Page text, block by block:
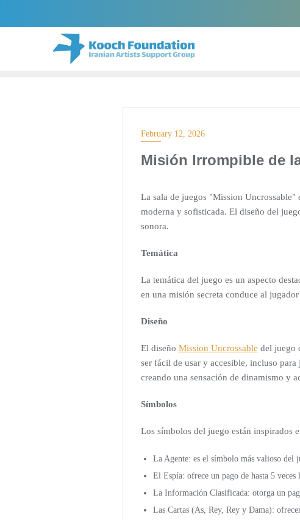
February 12, 2026
Misión Irrompible de
La sala de juegos "Mission Uncrossable"
moderna y sofisticada. El diseño del
sonora.
Temática
La temática del juego es un aspecto
en una misión secreta conduce al
Diseño
El diseño Mission Uncrossable del juego
ser fácil de usar y accesible, incluso
creando una sensación de dinamismo y
Símbolos
Los símbolos del juego están inspirados
La Agente: es el símbolo más valioso del
El Espía: ofrece un pago de hasta 5 veces
La Información Clasificada: otorga un
Las Cartas (As, Rey, Rey y Dama):